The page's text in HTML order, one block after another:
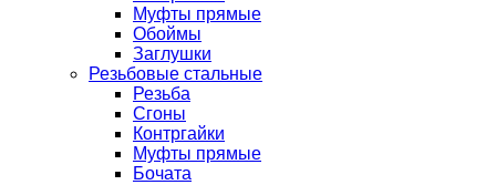
Муфты прямые
Обоймы
Заглушки
Резьбовые стальные
Резьба
Сгоны
Контргайки
Муфты прямые
Бочата